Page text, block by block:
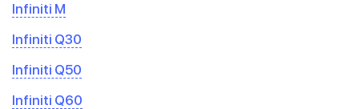
Infiniti M
Infiniti Q30
Infiniti Q50
Infiniti Q60